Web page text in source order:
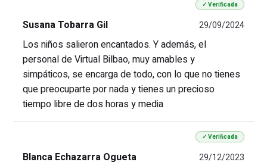
✓ Verificada
Susana Tobarra Gil 29/09/2024
Los niños salieron encantados. Y además, el
personal de Virtual Bilbao, muy amables y
simpáticos, se encarga de todo, con lo que no tienes
que preocuparte por nada y tienes un precioso
tiempo libre de dos horas y media
✓ Verificada
Blanca Echazarra Ogueta 29/12/2023